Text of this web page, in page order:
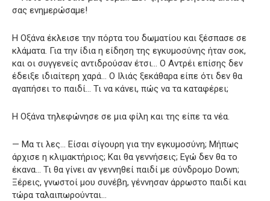
σας ενημερώσαμε!
Η Οξάνα έκλεισε την πόρτα του δωματίου και ξέσπασε σε
κλάματα. Για την ίδια η είδηση της εγκυμοσύνης ήταν σοκ,
και οι συγγενείς αντιδρούσαν έτσι… Ο Αντρέι επίσης δεν
έδειξε ιδιαίτερη χαρά… Ο Ιλιάς ξεκάθαρα είπε ότι δεν θα
αγαπήσει το παιδί… Τι να κάνει, πώς να τα καταφέρει;
Η Οξάνα τηλεφώνησε σε μια φίλη και της είπε τα νέα.
— Μα τι λες… Είσαι σίγουρη για την εγκυμοσύνη; Μήπως
άρχισε η κλιμακτήριος; Και θα γεννήσεις; Εγώ δεν θα το
έκανα… Τι θα γίνει αν γεννηθεί παιδί με σύνδρομο Down;
Ξέρεις, γνωστοί μου συνέβη, γέννησαν άρρωστο παιδί και
τώρα ταλαιπωρούνται…